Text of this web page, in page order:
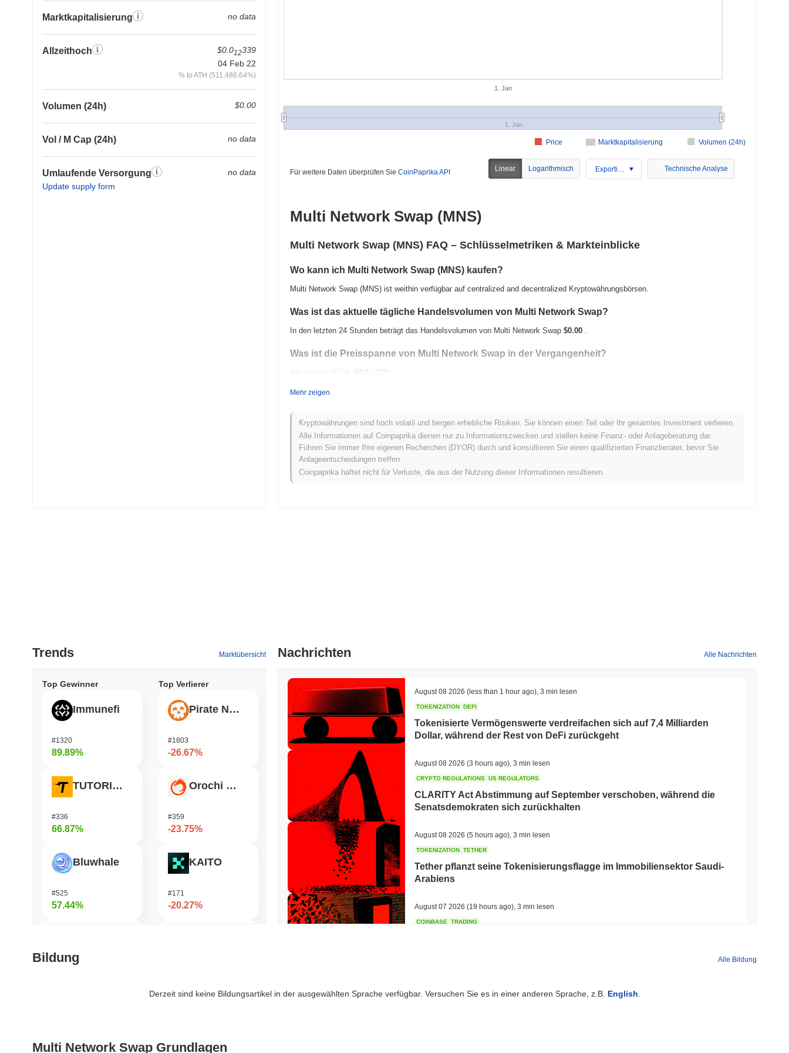
Marktkapitalisierung no data
Allzeithoch $0.012339
04 Feb 22
% to ATH (511,486.64%)
Volumen (24h) $0.00
Vol / M Cap (24h) no data
Umlaufende Versorgung
Update supply form
no data
Marktkapitalisierung Volumen (24h)
Price
1. Jan
1. Jan
Für weitere Daten überprüfen Sie CoinPaprika API Linear Logarithmisch Exportieren Technische Analyse
Multi Network Swap (MNS)
Multi Network Swap (MNS) FAQ – Schlüsselmetriken & Markteinblicke
Wo kann ich Multi Network Swap (MNS) kaufen?
Multi Network Swap (MNS) ist weithin verfügbar auf centralized and decentralized Kryptowährungsbörsen.
Was ist das aktuelle tägliche Handelsvolumen von Multi Network Swap?
In den letzten 24 Stunden beträgt das Handelsvolumen von Multi Network Swap $0.00 .
Was ist die Preisspanne von Multi Network Swap in der Vergangenheit?
Allzeithoch (ATH): $0.0
339
Wie schneidet Multi Network Swap im Vergleich zum breiteren Kryptomarkt ab?
In den letzten 7 Tagen ist Multi Network Swap um 0.00%gestiegen und lag damit hinter dem gesamten Kryptomarkt der einen
Gewinn von0.12%verzeichnete zurück. Dies deutet auf eine vorübergehende Verzögerung der Preisentwicklung von MNS im
Vergleich zur breiteren Marktdynamik hin.
Mehr zeigen
Kryptowährungen sind hoch volatil und bergen erhebliche Risiken. Sie können einen Teil oder Ihr gesamtes Investment verlieren.
Alle Informationen auf Coinpaprika dienen nur zu Informationszwecken und stellen keine Finanz- oder Anlageberatung dar.
Führen Sie immer Ihre eigenen Recherchen (DYOR) durch und konsultieren Sie einen qualifizierten Finanzberater, bevor Sie
Anlageentscheidungen treffen.
Coinpaprika haftet nicht für Verluste, die aus der Nutzung dieser Informationen resultieren.
Trends Marktübersicht
Top Gewinner
Immunefi
#1320
89.89%
TUTORIAL
#336
66.87%
Bluwhale
#525
57.44%
#273
Top Verlierer
Pirate Nation Token
#1803
-26.67%
Orochi Network
#359
-23.75%
KAITO
#171
-20.27%
#1246
Nachrichten Alle Nachrichten
August 08 2026 (less than 1 hour ago) 3 min lesen
TOKENIZATION DEFI
Tokenisierte Vermögenswerte verdreifachen sich auf 7,4 Milliarden
Dollar, während der Rest von DeFi zurückgeht
August 08 2026 (3 hours ago) 3 min lesen
CRYPTO REGULATIONS US REGULATORS
CLARITY Act Abstimmung auf September verschoben, während die
Senatsdemokraten sich zurückhalten
August 08 2026 (5 hours ago) 3 min lesen
TOKENIZATION TETHER
Tether pflanzt seine Tokenisierungsflagge im Immobiliensektor Saudi-
Arabiens
August 07 2026 (19 hours ago) 3 min lesen
COINBASE TRADING
SEC ETFS
Bildung Alle Bildung
Derzeit sind keine Bildungsartikel in der ausgewählten Sprache verfügbar. Versuchen Sie es in einer anderen Sprache, z.B. English
Multi Network Swap Grundlagen